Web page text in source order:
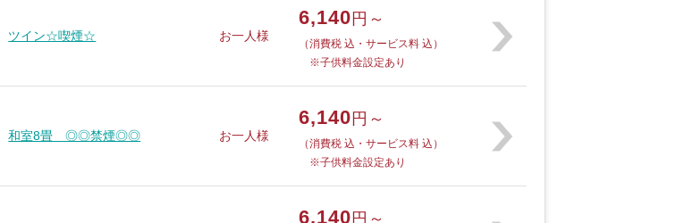
ツイン☆喫煙☆ お一人様
6,140 円～
（消費税 込・サービス料 込）
※子供料金設定あり
和室8畳 ◎◎禁煙◎◎ お一人様
6,140 円～
（消費税 込・サービス料 込）
※子供料金設定あり
6,140 円～